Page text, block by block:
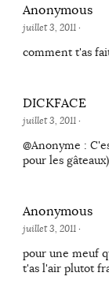
Anonymous
juillet 3, 2011·
comment t'as
DICKFACE
juillet 3, 2011·
@Anonyme :
pour les gâteaux)
Anonymous
juillet 3, 2011·
pour une meuf
t'as l'air plutot